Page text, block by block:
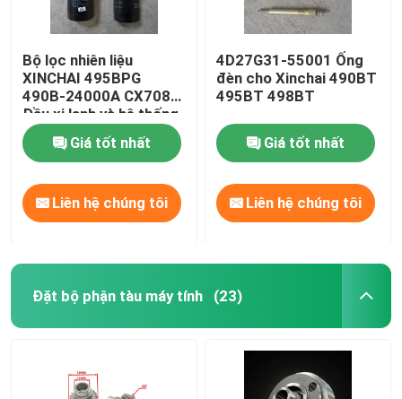
Bộ lọc nhiên liệu
XINCHAI 495BPG
490B-24000A CX7085
Đầu xi lanh và hệ thống
van
Giá tốt nhất
Liên hệ chúng tôi
4D27G31-55001 Ống
đèn cho Xinchai 490BT
495BT 498BT
Giá tốt nhất
Liên hệ chúng tôi
Đặt bộ phận tàu máy tính (23)